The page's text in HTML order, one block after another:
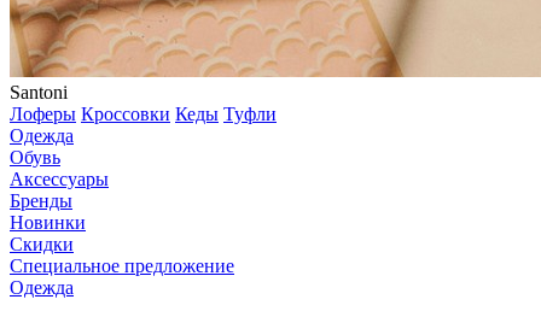
Santoni
Лоферы Кроссовки Кеды Туфли
Одежда
Обувь
Аксессуары
Бренды
Новинки
Скидки
Специальное предложение
Одежда